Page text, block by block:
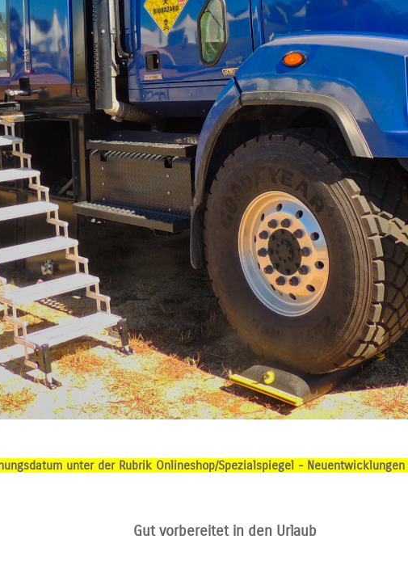
unter der Rubrik Onlineshop/Spezialspiegel - Neuentwicklungen
Gut vorbereitet in den Urlaub